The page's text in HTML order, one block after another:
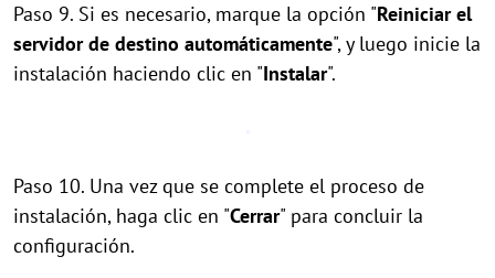
Paso 9. Si es necesario, marque la opción "Reiniciar el
servidor de destino automáticamente", y luego inicie la
instalación haciendo clic en "Instalar".
Paso 10. Una vez que se complete el proceso de
instalación, haga clic en "Cerrar" para concluir la
configuración.